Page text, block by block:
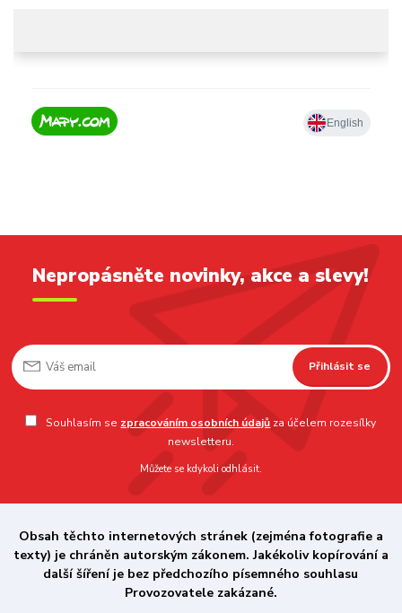
Nepropásněte novinky, akce a slevy!
Přihlásit se
Souhlasím se zpracováním osobních údajů za účelem rozesílky
newsletteru.
Můžete se kdykoli odhlásit.
Obsah těchto internetových stránek (zejména fotografie a
texty) je chráněn autorským zákonem. Jakékoliv kopírování a
další šíření je bez předchozího písemného souhlasu
Provozovatele zakázané.